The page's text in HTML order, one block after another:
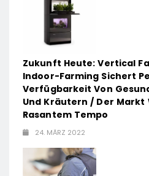
Zukunft Heute: Vertical
Indoor-Farming Sichert
Verfügbarkeit Von
Und Kräutern / Der Markt
Rasantem Tempo
24. MÄRZ 2022